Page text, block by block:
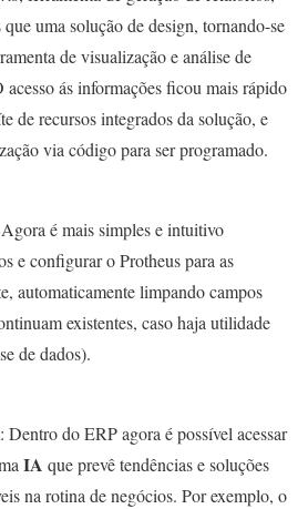
que uma solução de design, tornando-se
de visualização e análise de
acesso ás informações ficou mais rápido
de recursos integrados da solução, e
via código para ser programado.
é mais simples e intuitivo
e configurar o Protheus para as
automaticamente limpando campos
existentes, caso haja utilidade
de dados).
: Dentro do ERP agora é possível acessar
IA que prevê tendências e soluções
na rotina de negócios. Por exemplo, o